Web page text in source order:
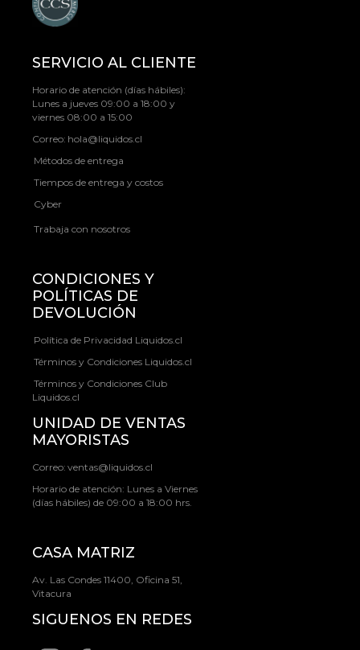
SERVICIO AL CLIENTE
Horario de atención (días hábiles):
Lunes a jueves 09:00 a 18:00 y
viernes 08:00 a 15:00
Correo: hola@liquidos.cl
Métodos de entrega
Tiempos de entrega y costos
Cyber
Trabaja con nosotros
CONDICIONES Y
POLÍTICAS DE
DEVOLUCIÓN
Política de Privacidad Liquidos.cl
Términos y Condiciones Liquidos.cl
Términos y Condiciones Club
Liquidos.cl
UNIDAD DE VENTAS
MAYORISTAS
Correo: ventas@liquidos.cl
Horario de atención: Lunes a Viernes
(días hábiles) de 09:00 a 18:00 hrs.
CASA MATRIZ
Av. Las Condes 11400, Oficina 51,
Vitacura
SIGUENOS EN REDES